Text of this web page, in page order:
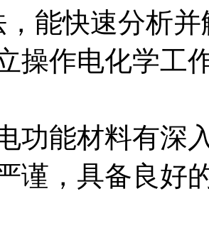
能快速分析
操作电化学工
功能材料有深
谨，具备良好